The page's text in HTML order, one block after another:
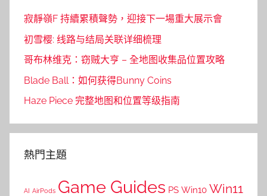
寂靜嶺F 持續累積聲勢，迎接下一場重大展示會
初雪樱: 线路与结局关联详细梳理
哥布林维克：窃贼大亨 – 全地图收集品位置攻略
Blade Ball：如何获得Bunny Coins
Haze Piece 完整地图和位置等级指南
熱門主題
AI AirPods Game Guides PS Win10 Win11